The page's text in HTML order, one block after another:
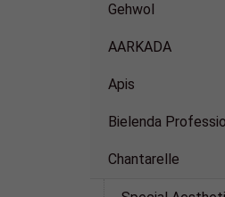
Gehwol
AARKADA
Apis
Bielenda
Chantarelle